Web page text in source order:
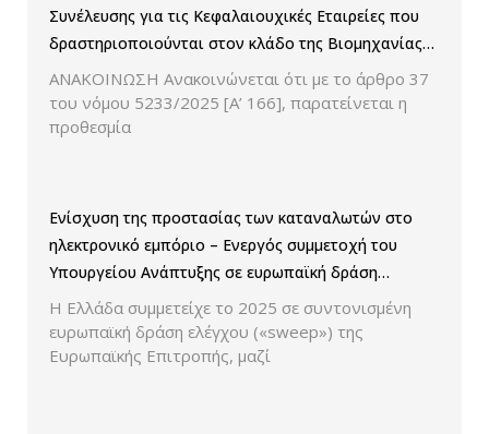
Συνέλευσης για τις Κεφαλαιουχικές Εταιρείες που
δραστηριοποιούνται στον κλάδο της Βιομηχανίας
Παραγωγής και Εμπορίας Φαρμάκων
ΑΝΑΚΟΙΝΩΣΗ Ανακοινώνεται ότι με το άρθρο 37
του νόμου 5233/2025 [Α’ 166], παρατείνεται η
προθεσμία
Ενίσχυση της προστασίας των καταναλωτών στο
ηλεκτρονικό εμπόριο – Ενεργός συμμετοχή του
Υπουργείου Ανάπτυξης σε ευρωπαϊκή δράση
ελέγχου παρουσίασης των τιμών και των
εκπτώσεων.
Η Ελλάδα συμμετείχε το 2025 σε συντονισμένη
ευρωπαϊκή δράση ελέγχου («sweep») της
Ευρωπαϊκής Επιτροπής, μαζί